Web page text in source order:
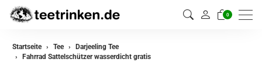
0
zurück
Startseite Tee
Darjeeling Tee
Fahrrad Sattelschützer wasserdicht gratis